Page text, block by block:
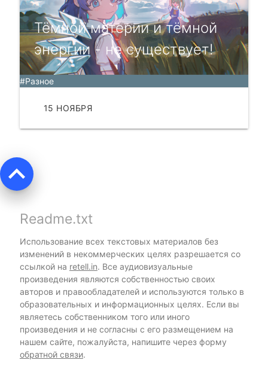
Тёмной материи и тёмной
энергии - не существует!
#Разное
15 НОЯБРЯ
keyboard_arrow_up
Readme.txt
Использование всех текстовых материалов без
изменений в некоммерческих целях разрешается со
ссылкой на retell.in. Все аудиовизуальные
произведения являются собственностью своих
авторов и правообладателей и используются только в
образовательных и информационных целях. Если вы
являетесь собственником того или иного
произведения и не согласны с его размещением на
нашем сайте, пожалуйста, напишите через форму
обратной связи.